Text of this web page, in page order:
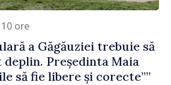
10 ore
a Găgăuziei trebuie să
deplin. Președinta Maia
să fie libere și corecte””